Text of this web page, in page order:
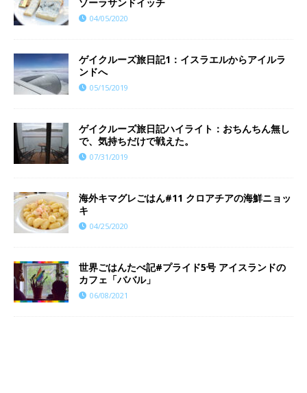
ゾーラサンドイッチ
04/05/2020
ゲイクルーズ旅日記1：イスラエルからアイルラ
ンドへ
05/15/2019
ゲイクルーズ旅日記ハイライト：おちんちん無し
で、気持ちだけで戦えた。
07/31/2019
海外キマグレごはん#11 クロアチアの海鮮ニョッ
キ
04/25/2020
世界ごはんたべ記#プライド5号 アイスランドの
カフェ「ババル」
06/08/2021